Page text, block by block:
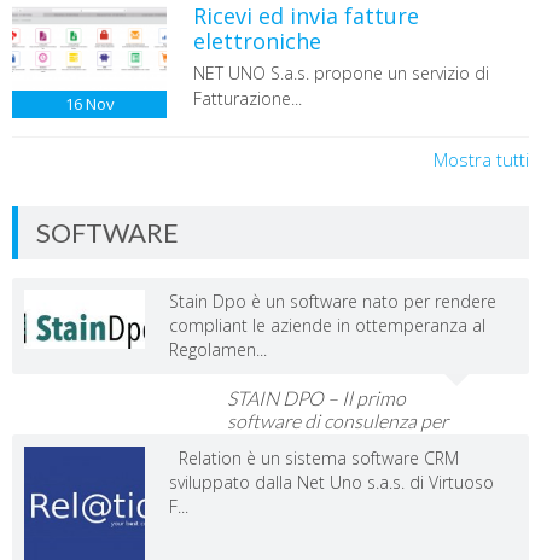
16Nov
Ricevi ed invia fatture
elettroniche
NET UNO S.a.s. propone un servizio di
Fatturazione...
Mostra tutti
SOFTWARE
Stain Dpo è un software nato per rendere
compliant le aziende in ottemperanza al
Regolamen...
STAIN DPO – Il primo
software di consulenza per
Relation è un sistema software CRM
sviluppato dalla Net Uno s.a.s. di Virtuoso
F...